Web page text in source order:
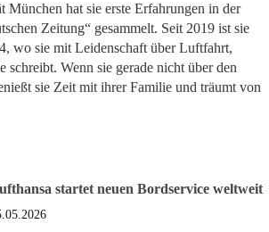
hat sie erste Erfahrungen in der
Zeitung“ gesammelt. Seit 2019 ist sie
wo sie mit Leidenschaft über Luftfahrt,
schreibt. Wenn sie gerade nicht über den
sie Zeit mit ihrer Familie und träumt von
startet neuen Bordservice weltweit